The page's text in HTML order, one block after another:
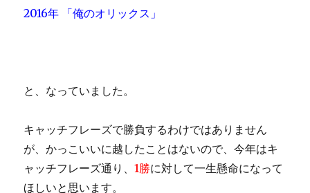
2016年 「俺のオリックス」
と、なっていました。
キャッチフレーズで勝負するわけではありません
が、かっこいいに越したことはないので、今年はキ
ャッチフレーズ通り、1勝に対して一生懸命になって
ほしいと思います。